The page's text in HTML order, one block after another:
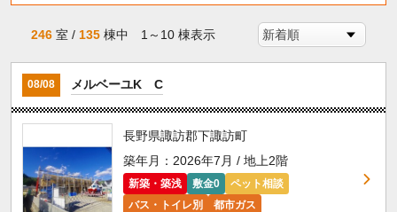
246 室 / 135 棟中 1～10 棟表示
08/08 メルベーユK C
長野県諏訪郡下諏訪町
築年月：2026年7月 / 地上2階
新築・築浅 敷金0
ペット相談
バス・トイレ別
都市ガス